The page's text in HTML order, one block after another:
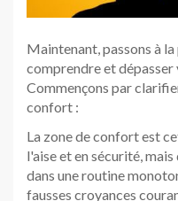
Maintenant, passons à
comprendre et
Commençons par
confort :
La zone de confort est
l'aise et en sécurité,
dans une routine
fausses croyances